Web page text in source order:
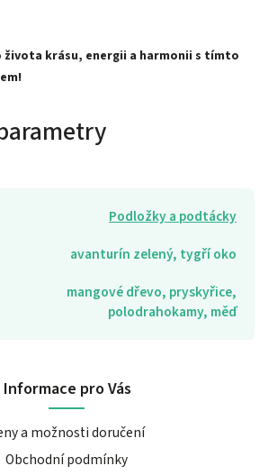
života krásu, energii a harmonii s tímto
Podložky a podtácky
avanturín zelený, tygří oko
mangové dřevo, pryskyřice,
polodrahokamy, měď
Informace pro Vás
a možnosti doručení
Obchodní podmínky